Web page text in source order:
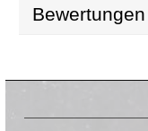
Bewertungen